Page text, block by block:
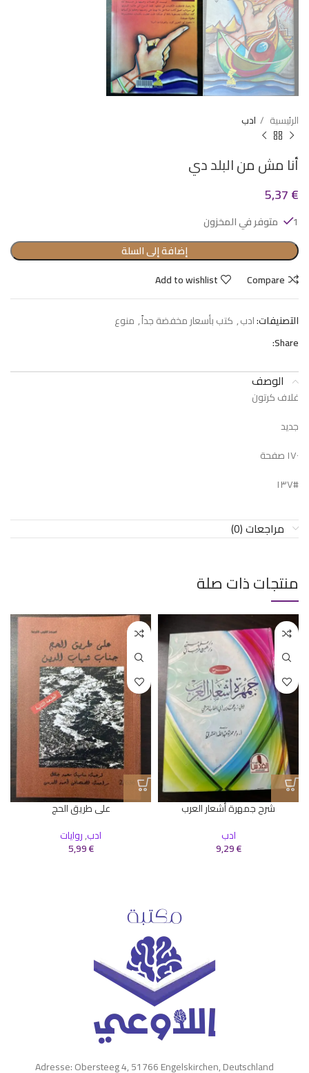
الرئيسية ادب
أنا مش من البلد دي
5,37€
1 متوفر في المخزون
إضافة إلى السلة
Compare
Add to wishlist
التصنيفات:ادب, كتب بأسعار مخفضة جداً, منوع
Share:
الوصف
غلاف كرتون
جديد
١٧٠ صفحة
#١٣٧
مراجعات (0)
منتجات ذات صلة
شرح جمهرة أشعار العرب
ادب
9,29€
على طريق الحج
ادب,روايات
5,99€
Adresse: Obersteeg 4, 51766 Engelskirchen, Deutschland